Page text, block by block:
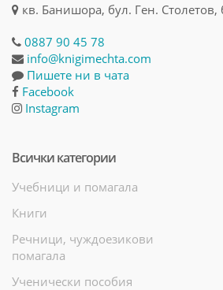
кв. Банишора, бул. Ген. Столетов,
0887 90 45 78
info@knigimechta.com
Пишете ни в чата
Facebook
Instagram
Всички категории
Учебници и помагала
Книги
Речници, чуждоезикови
помагала
Ученически пособия